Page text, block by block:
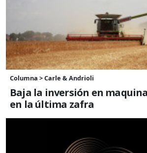
Columna > Carle & Andrioli
Baja la inversión en
en la última zafra